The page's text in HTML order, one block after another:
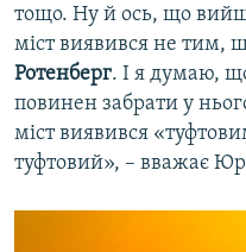
тощо. Ну й ось, що
міст виявився не тим,
Ротенберг. І я думаю,
повинен забрати у
міст виявився
туфтовий», – вважає